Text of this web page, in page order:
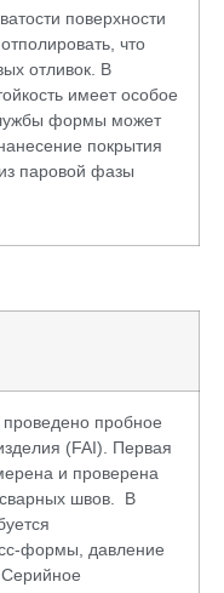
поверхности
что
отливок. В
имеет особое
формы может
покрытия
паровой фазы
пробное
(FAI). Первая
и проверена
швов. В
формы, давление